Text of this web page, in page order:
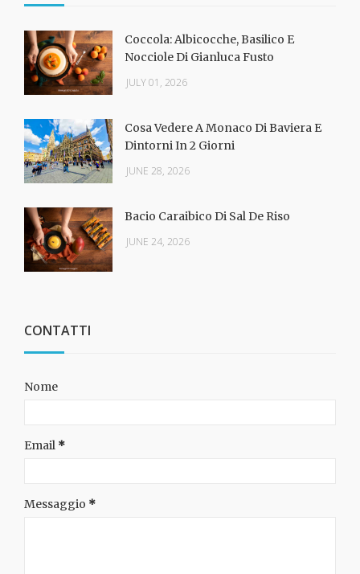
Coccola: Albicocche, Basilico E
Nocciole Di Gianluca Fusto
JULY 01, 2026
Cosa Vedere A Monaco Di Baviera E
Dintorni In 2 Giorni
JUNE 28, 2026
Bacio Caraibico Di Sal De Riso
JUNE 24, 2026
CONTATTI
Nome
Email *
Messaggio *